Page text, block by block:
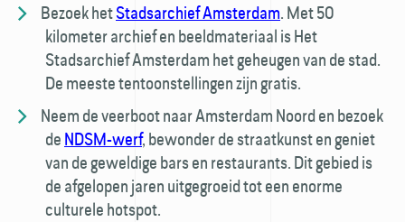
Bezoek hetStadsarchief Amsterdam. Met 50
kilometer archief en beeldmateriaal is Het
Stadsarchief Amsterdam het geheugen van de stad.
De meeste tentoonstellingen zijn gratis.
Neem de veerboot naar Amsterdam Noord en bezoek
deNDSM-werf, bewonder de straatkunst en geniet
van de geweldige bars en restaurants. Dit gebied is
de afgelopen jaren uitgegroeid tot een enorme
culturele hotspot.